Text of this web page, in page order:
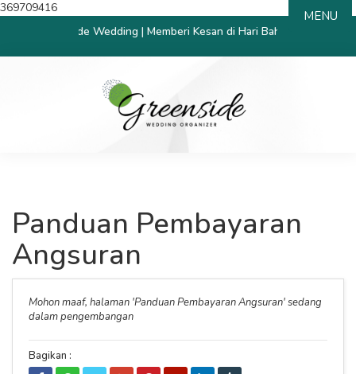
369709416
Greenside Wedding | Memberi Kesan di Hari Bahagia
Panduan Pembayaran
Angsuran
Mohon maaf, halaman 'Panduan Pembayaran Angsuran' sedang
dalam pengembangan
Bagikan :
MENU